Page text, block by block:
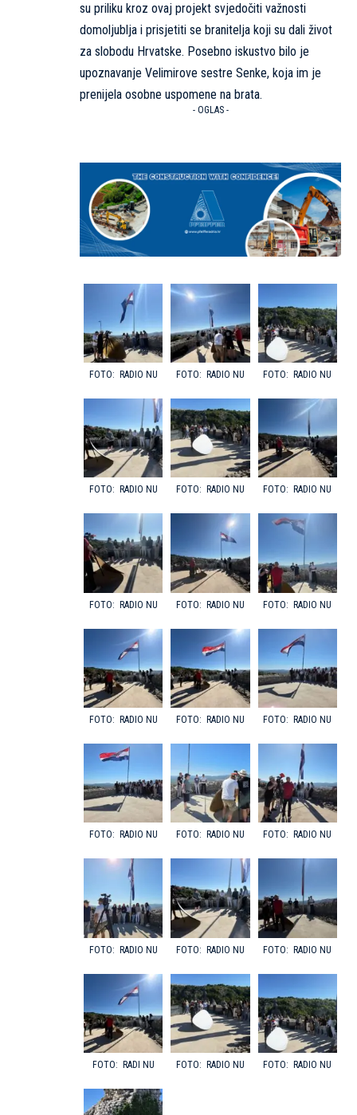
su priliku kroz ovaj projekt svjedočiti važnosti
domoljublja i prisjetiti se branitelja koji su dali život
za slobodu Hrvatske. Posebno iskustvo bilo je
upoznavanje Velimirove sestre Senke, koja im je
prenijela osobne uspomene na brata.
- OGLAS -
RADIO NU RADIO NU RADIO NU
RADIO NU RADIO NU RADIO NU
RADIO NU RADIO NU RADIO NU
RADIO NU RADIO NU RADIO NU
RADIO NU RADIO NU RADIO NU
RADIO NU RADIO NU RADIO NU
RADI NU RADIO NU RADIO NU